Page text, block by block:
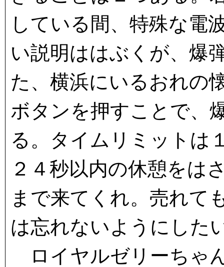
している間、特殊な電
い説明ははぶくが、爆
た、横浜にいるおれの
ボタンを押すことで、
る。タイムリミットは
２４秒以内の休憩をは
まで来てくれ。売れて
は忘れないようにした
ロイヤルゼリーちゃ